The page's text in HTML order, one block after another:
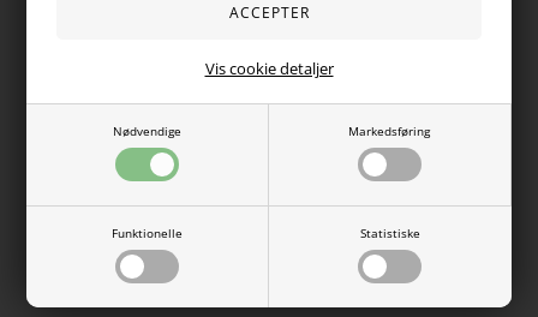
Nødvendige Markedsføring
Funktionelle Statistiske
Vis cookie detaljer
fleste andre ting hjemme fra skufferne. De er med elastik i
95% økologisk bomuld, 5% elastan.
Vaskes ved 40 grader.
Se mere fraName It
13226056-4575366new